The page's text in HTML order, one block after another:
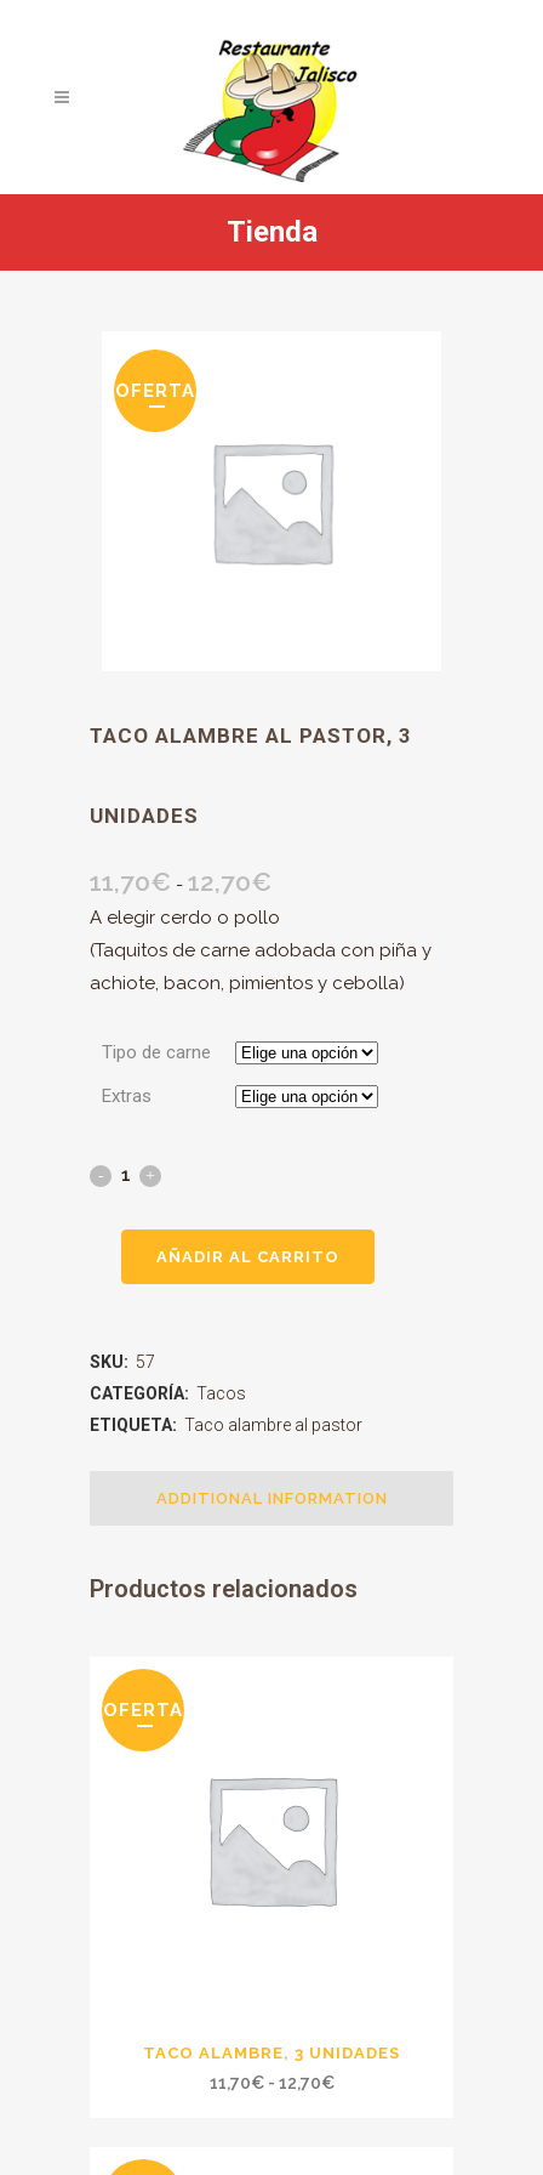
Tienda
OFERTA
TACO ALAMBRE AL PASTOR, 3
UNIDADES
11,70€ - 12,70€
de
precios:
desde
hasta
A elegir cerdo o pollo
(Taquitos de carne adobada con piña y
achiote, bacon, pimientos y cebolla)
Tipo de carne
Extras
AÑADIR AL CARRITO
SKU: 57
CATEGORÍA: Tacos
ETIQUETA: Taco alambre al pastor
ADDITIONAL INFORMATION
Productos relacionados
OFERTA
TACO ALAMBRE, 3 UNIDADES
11,70€ - 12,70€Rango